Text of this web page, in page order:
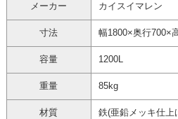
メーカー カイスイマレン
寸法 幅1800×奥行700×
容量 1200L
重量 85kg
材質 鉄(亜鉛メッキ仕上